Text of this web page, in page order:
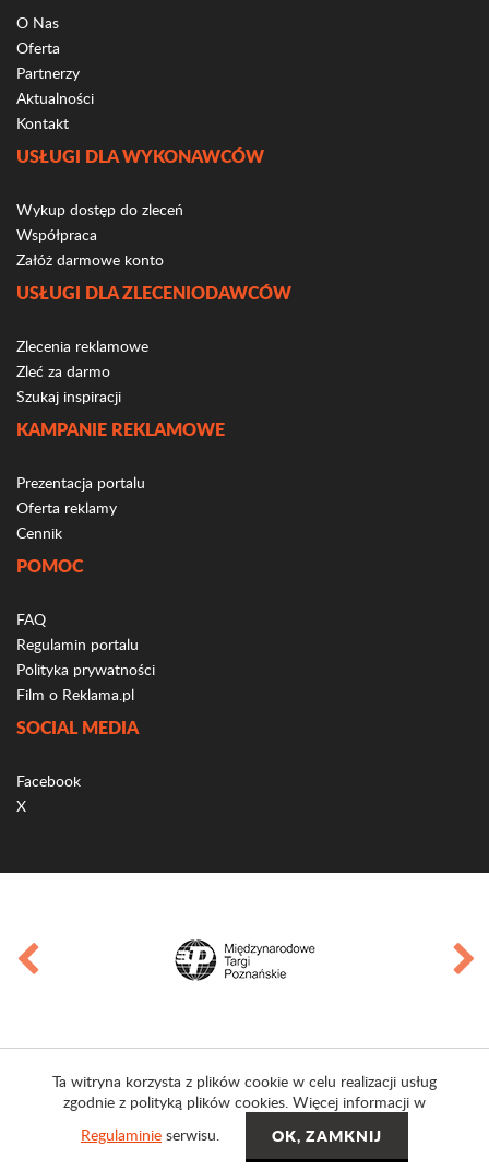
O Nas
Oferta
Partnerzy
Aktualności
Kontakt
USŁUGI DLA WYKONAWCÓW
Wykup dostęp do zleceń
Współpraca
Załóż darmowe konto
USŁUGI DLA ZLECENIODAWCÓW
Zlecenia reklamowe
Zleć za darmo
Szukaj inspiracji
KAMPANIE REKLAMOWE
Prezentacja portalu
Oferta reklamy
Cennik
POMOC
FAQ
Regulamin portalu
Polityka prywatności
Film o Reklama.pl
SOCIAL MEDIA
Facebook
X
Ta witryna korzysta z plików cookie w celu realizacji usług
zgodnie z polityką plików cookies. Więcej informacji w
Regulaminie serwisu.